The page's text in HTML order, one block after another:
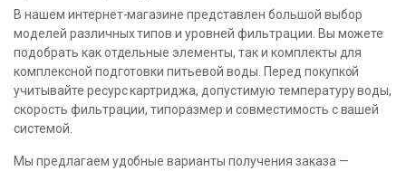
В нашем интернет-магазине представлен большой выбор
моделей различных типов и уровней фильтрации. Вы можете
подобрать как отдельные элементы, так и комплекты для
комплексной подготовки питьевой воды. Перед покупкой
учитывайте ресурс картриджа, допустимую температуру воды,
скорость фильтрации, типоразмер и совместимость с вашей
системой.
Мы предлагаем удобные варианты получения заказа —